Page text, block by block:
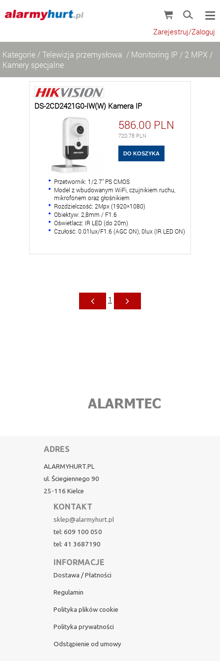
Zarejestruj/Zaloguj
Kategorie /Telewizja przemysłowa / Monitoring IP / 2 MPX /
Kamery specjalne
DS-2CD2421G0-IW(W) Kamera IP
586.00 PLN
720.78 PLN
Przetwornik: 1/2.7" PS CMOS
Model z wbudowanym WiFi, czujnikiem ruchu,
mikrofonem oraz głośnikiem
Rozdzielczość: 2Mpx (1920×1080)
Obiektyw: 2,8mm / F1.6
Oświetlacz: IR LED (do 20m)
Czułość: 0.01lux/F1.6 (AGC ON), 0lux (IR LED ON)
1
ADRES
ALARMYHURT.PL
ul. Ściegiennego 90
25-116 Kielce
KONTAKT
sklep@alarmyhurt.pl
tel: 609 100 050
tel: 41 3687190
INFORMACJE
Dostawa / Płatności
Regulamin
Polityka plików cookie
Polityka prywatności
Odstąpienie od umowy